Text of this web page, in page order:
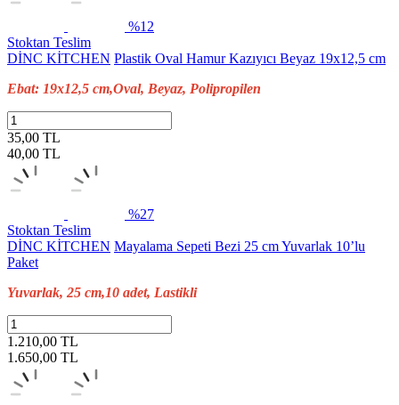
%12
Stoktan Teslim
DİNC KİTCHEN Plastik Oval Hamur Kazıyıcı Beyaz 19x12,5 cm
Ebat: 19x12,5 cm,Oval, Beyaz, Polipropilen
35,00 TL
40,00 TL
%27
Stoktan Teslim
DİNC KİTCHEN Mayalama Sepeti Bezi 25 cm Yuvarlak 10’lu
Paket
Yuvarlak, 25 cm,10 adet, Lastikli
1.210,00 TL
1.650,00 TL